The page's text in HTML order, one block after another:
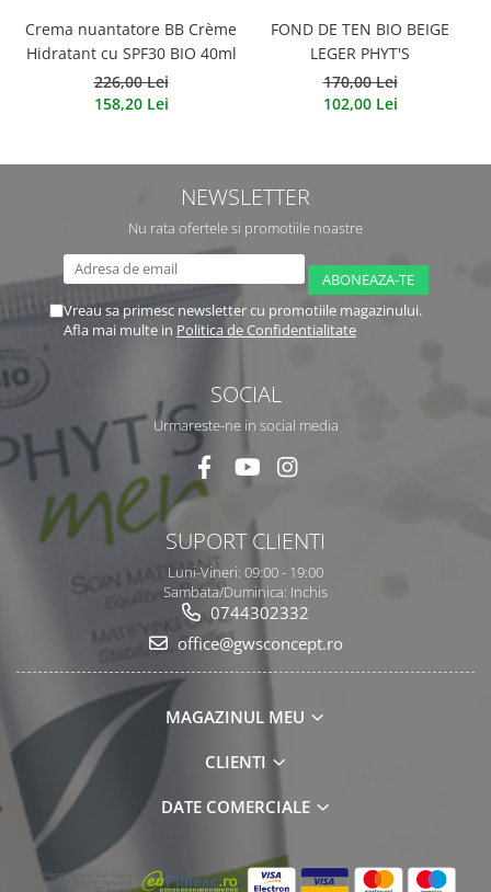
Crema nuantatore BB Crème
Hidratant cu SPF30 BIO 40ml
226,00 Lei
158,20 Lei
FOND DE TEN BIO BEIGE
LEGER PHYT'S
170,00 Lei
102,00 Lei
NEWSLETTER
Nu rata ofertele si promotiile noastre
Vreau sa primesc newsletter cu promotiile magazinului.
Afla mai multe in Politica de Confidentialitate
SOCIAL
Urmareste-ne in social media
SUPORT CLIENTI
Luni-Vineri: 09:00 - 19:00
Sambata/Duminica: Inchis
0744302332
office@gwsconcept.ro
MAGAZINUL MEU
CLIENTI
DATE COMERCIALE